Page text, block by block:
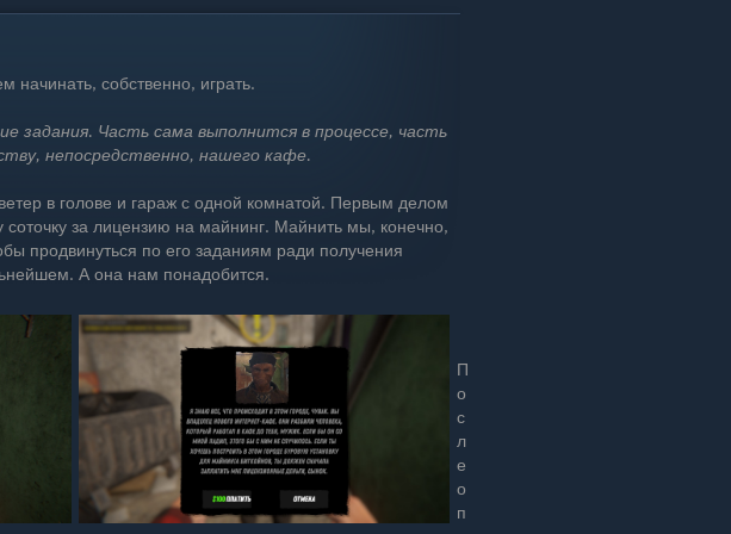
собственно, играть.
задания. Часть сама выполнится в процессе, часть
непосредственно, нашего кафе.
в голове и гараж с одной комнатой. Первым делом
за лицензию на майнинг. Майнить мы, конечно,
продвинуться по его заданиям ради получения
А она нам понадобится.
П
о
с
л
е
о
п